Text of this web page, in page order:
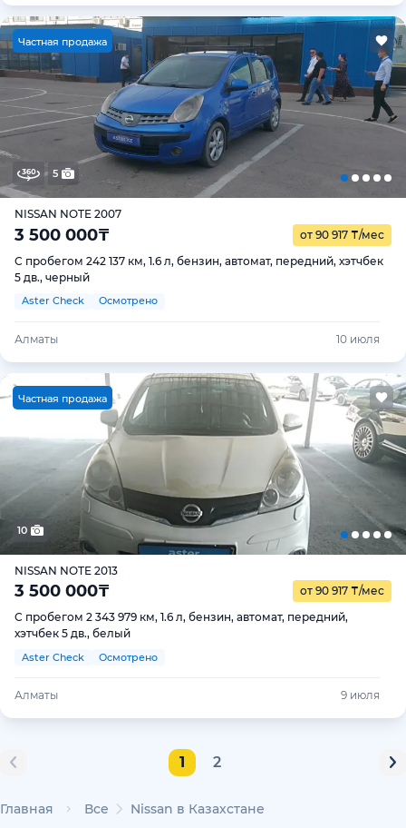
Частная продажа
5
NISSAN NOTE 2007
3 500 000₸ от 90 917 ₸/мес
С пробегом 242 137 км, 1.6 л, бензин, автомат, передний, хэтчбек
5 дв., черный
Aster Check Осмотрено
Алматы 10 июля
Частная продажа
10
NISSAN NOTE 2013
3 500 000₸ от 90 917 ₸/мес
С пробегом 2 343 979 км, 1.6 л, бензин, автомат, передний,
хэтчбек 5 дв., белый
Aster Check Осмотрено
Алматы 9 июля
1 2
Главная Все Nissan в Казахстане